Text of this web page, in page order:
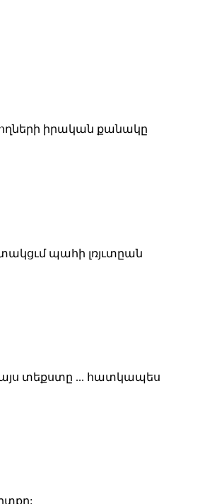
իրական քանակը
պահի լռյւտըան
այս տեքստը ... հատկապես